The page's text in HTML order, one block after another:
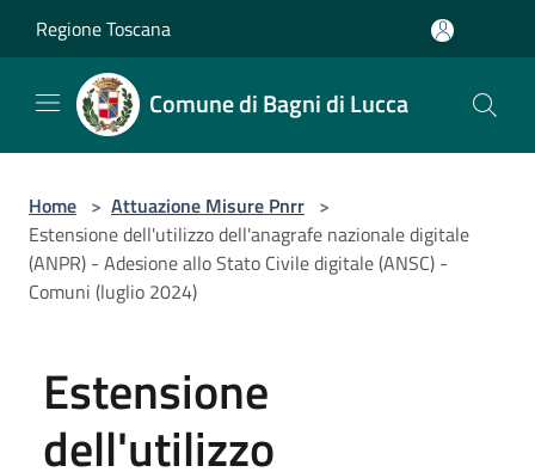
Regione Toscana
Comune di Bagni di Lucca
Home > Attuazione Misure Pnrr >
Estensione dell'utilizzo dell'anagrafe nazionale digitale
(ANPR) - Adesione allo Stato Civile digitale (ANSC) -
Comuni (luglio 2024)
Estensione
dell'utilizzo